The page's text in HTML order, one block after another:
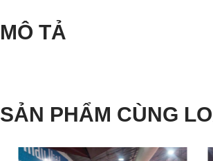
MÔ TẢ
SẢN PHẨM CÙNG